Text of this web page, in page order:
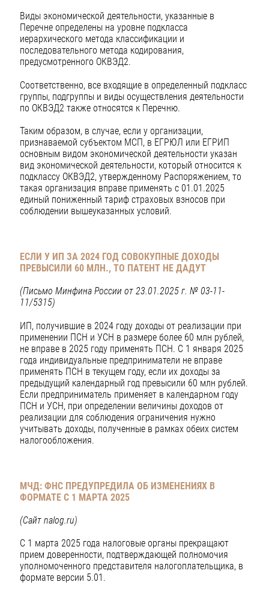
Виды экономической деятельности, указанные в
Перечне определены на уровне подкласса
иерархического метода классификации и
последовательного метода кодирования,
предусмотренного ОКВЭД2.
Соответственно, все входящие в определенный подкласс
группы, подгруппы и виды осуществления деятельности
по ОКВЭД2 также относятся к Перечню.
Таким образом, в случае, если у организации,
признаваемой субъектом МСП, в ЕГРЮЛ или ЕГРИП
основным видом экономической деятельности указан
вид экономической деятельности, который относится к
подклассу ОКВЭД2, утвержденному Распоряжением, то
такая организация вправе применять с 01.01.2025
единый пониженный тариф страховых взносов при
соблюдении вышеуказанных условий.
ЕСЛИ У ИП ЗА 2024 ГОД СОВОКУПНЫЕ ДОХОДЫ
ПРЕВЫСИЛИ 60 МЛН., ТО ПАТЕНТ НЕ ДАДУТ
(Письмо Минфина России от 23.01.2025 г. № 03-11-
11/5315)
ИП, получившие в 2024 году доходы от реализации при
применении ПСН и УСН в размере более 60 млн рублей,
не вправе в 2025 году применять ПСН. С 1 января 2025
года индивидуальные предприниматели не вправе
применять ПСН в текущем году, если их доходы за
предыдущий календарный год превысили 60 млн рублей.
Если предприниматель применяет в календарном году
ПСН и УСН, при определении величины доходов от
реализации для соблюдения ограничения нужно
учитывать доходы, полученные в рамках обеих систем
налогообложения.
МЧД: ФНС ПРЕДУПРЕДИЛА ОБ ИЗМЕНЕНИЯХ В
ФОРМАТЕ С 1 МАРТА 2025
(Сайт nalog.ru)
С 1 марта 2025 года налоговые органы прекращают
прием доверенности, подтверждающей полномочия
уполномоченного представителя налогоплательщика, в
формате версии 5.01.